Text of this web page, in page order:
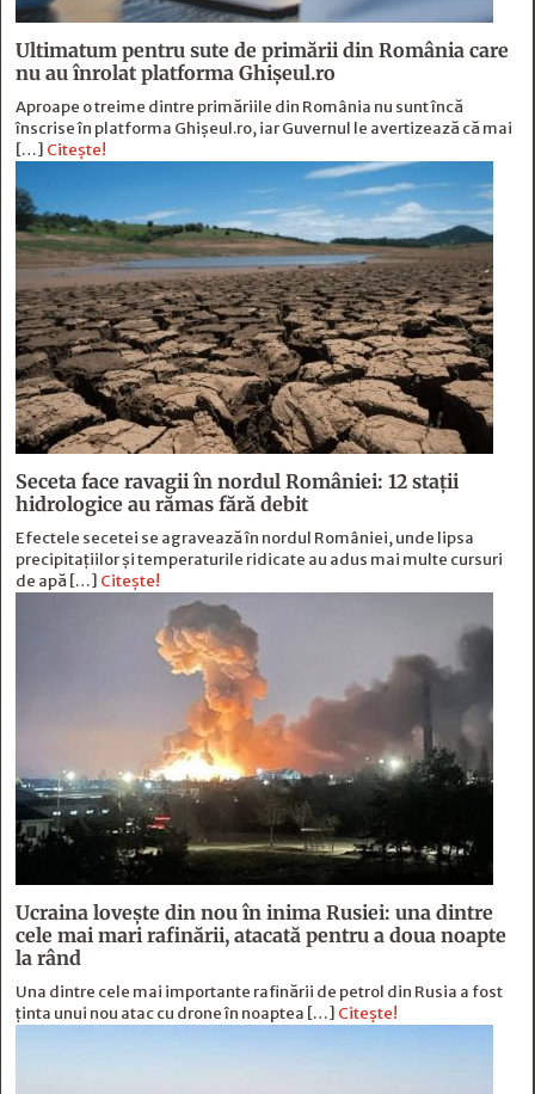
Ultimatum pentru sute de primării din România care
nu au înrolat platforma Ghișeul.ro
Aproape o treime dintre primăriile din România nu sunt încă
înscrise în platforma Ghișeul.ro, iar Guvernul le avertizează că mai
[…] Citește!
Seceta face ravagii în nordul României: 12 stații
hidrologice au rămas fără debit
Efectele secetei se agravează în nordul României, unde lipsa
precipitațiilor și temperaturile ridicate au adus mai multe cursuri
de apă […] Citește!
Ucraina lovește din nou în inima Rusiei: una dintre
cele mai mari rafinării, atacată pentru a doua noapte
la rând
Una dintre cele mai importante rafinării de petrol din Rusia a fost
ținta unui nou atac cu drone în noaptea […] Citește!